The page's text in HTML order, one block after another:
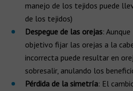
manejo de los tejidos puede
de los tejidos)
Despegue de las orejas:
objetivo fijar las orejas a la
incorrecta puede resultar en
sobresalir, anulando los
Pérdida de la simetría: El